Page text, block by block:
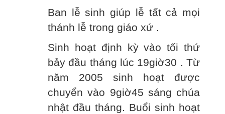
Ban lễ sinh giúp lễ tất cả mọi
thánh lễ trong giáo xứ .
Sinh hoạt định kỳ vào tối thứ
bảy đầu tháng lúc 19giờ30 . Từ
năm 2005 sinh hoạt được
chuyển vào 9giờ45 sáng chúa
nhật đầu tháng. Buổi sinh hoạt